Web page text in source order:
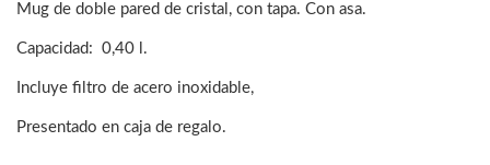
Mug de doble pared de cristal, con tapa. Con asa.
Capacidad: 0,40 l.
Incluye filtro de acero inoxidable,
Presentado en caja de regalo.